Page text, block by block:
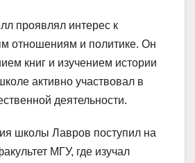
проявлял интерес к
отношениям и политике. Он
книг и изучением истории
активно участвовал в
деятельности.
школы Лавров поступил на
МГУ, где изучал